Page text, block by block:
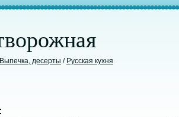
Выпечка, десерты / Русская кухня